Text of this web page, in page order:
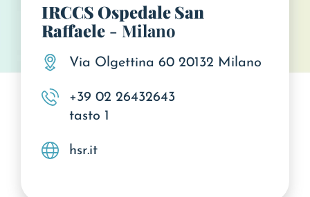
IRCCS Ospedale San
Raffaele - Milano
Via Olgettina 60 20132 Milano
+39 02 26432643
tasto 1
hsr.it